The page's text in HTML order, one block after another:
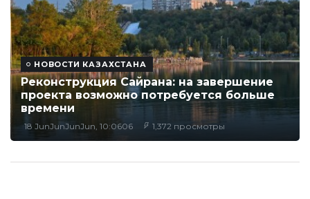
НОВОСТИ КАЗАХСТАНА
Реконструкция Сайрана: на завершение
проекта возможно потребуется больше
времени
18 JunJunJunJun, 10:0606 1,372 просмотры